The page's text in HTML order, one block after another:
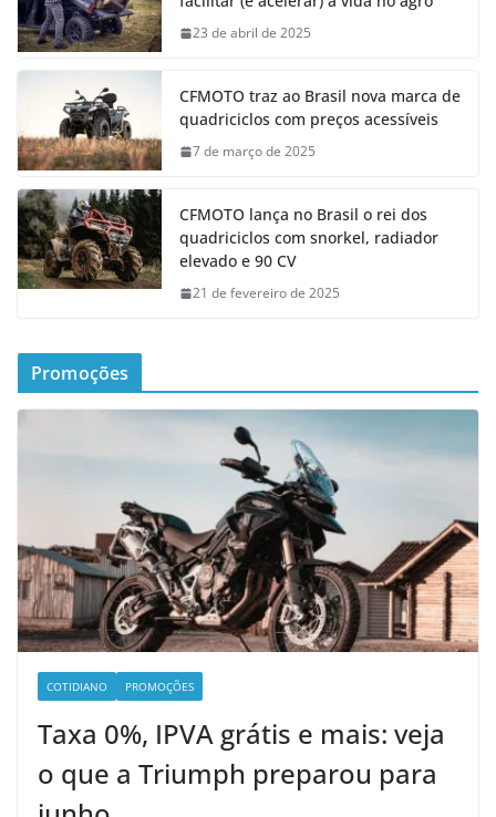
23 de abril de 2025
CFMOTO traz ao Brasil nova marca de
quadriciclos com preços acessíveis
7 de março de 2025
CFMOTO lança no Brasil o rei dos
quadriciclos com snorkel, radiador
elevado e 90 CV
21 de fevereiro de 2025
Promoções
COTIDIANO PROMOÇÕES
Taxa 0%, IPVA grátis e mais: veja
o que a Triumph preparou para